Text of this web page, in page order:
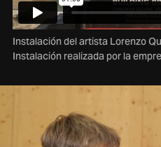
Instalación del artista Lorenzo
Instalación realizada por la